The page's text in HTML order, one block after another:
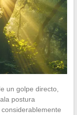
un golpe directo,
postura